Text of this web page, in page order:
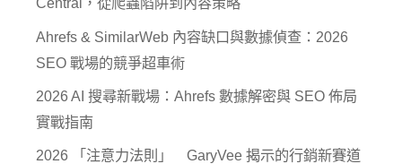
Ahrefs & SimilarWeb 內容缺口與數據偵查：2026
SEO 戰場的競爭超車術
2026 AI 搜尋新戰場：Ahrefs 數據解密與 SEO 佈局
實戰指南
2026 「注意力法則」 GaryVee 揭示的行銷新賽道